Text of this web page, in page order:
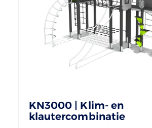
KN3000 | Klim- en
klautercombinatie